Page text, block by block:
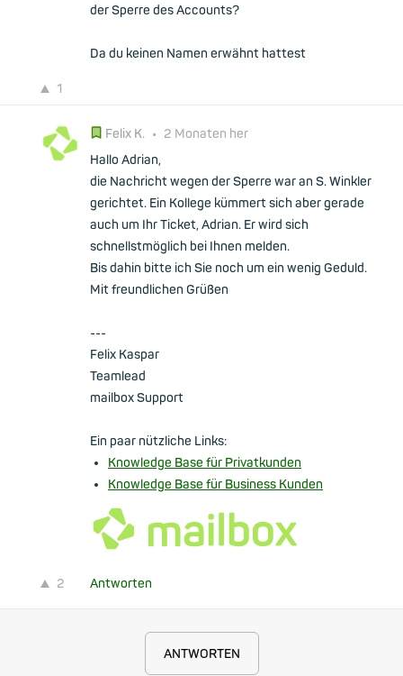
der Sperre des Accounts?
Da du keinen Namen erwähnt hattest
1
Felix K. • 2 Monaten her
Hallo Adrian,
die Nachricht wegen der Sperre war an S. Winkler
gerichtet. Ein Kollege kümmert sich aber gerade
auch um Ihr Ticket, Adrian. Er wird sich
schnellstmöglich bei Ihnen melden.
Bis dahin bitte ich Sie noch um ein wenig Geduld.
Mit freundlichen Grüßen
---
Felix Kaspar
Teamlead
mailbox Support
Ein paar nützliche Links:
Knowledge Base für Privatkunden
Knowledge Base für Business Kunden
2 Antworten
ANTWORTEN